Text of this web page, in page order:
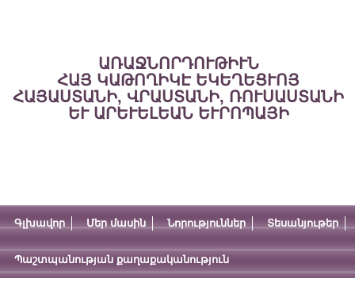
ԱՌԱՋՆՈՐԴՈՒԹԻՒՆ
ՀԱՅ ԿԱԹՈՂԻԿԷ ԵԿԵՂԵՑՒՈՅ
ՀԱՅԱՍՏԱՆԻ, ՎՐԱՍՏԱՆԻ, ՌՈՒՍԱՍՏԱՆԻ
ԵՒ ԱՐԵՒԵԼԵԱՆ ԵՒՐՈՊԱՅԻ
Գլխավոր Մեր մասին Նորություններ Տեսանյութեր
Պաշտպանության քաղաքականություն